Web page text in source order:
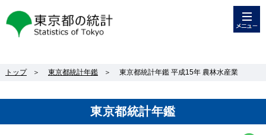
東京都の統計
トップ ＞ 東京都統計年鑑 ＞ 東京都統計年鑑 平成15年 農林水産業
東京都統計年鑑